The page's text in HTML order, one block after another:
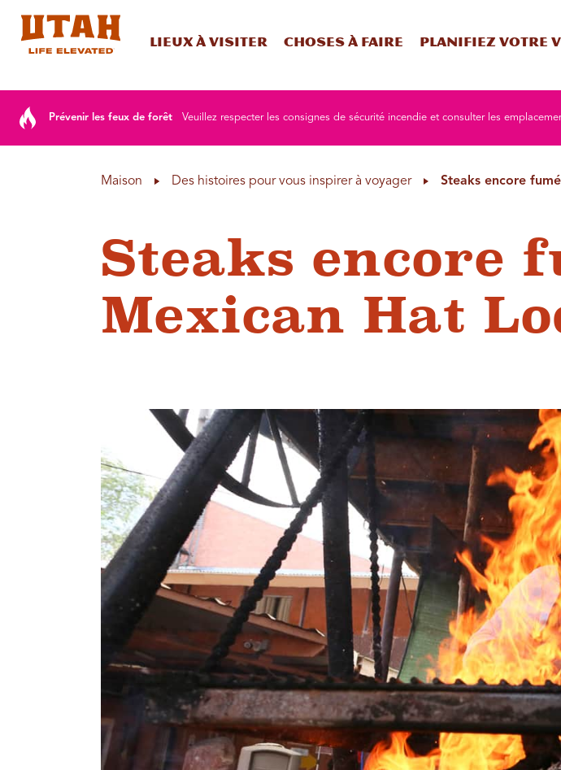
Lieux à visiter Choses à faire Planifiez votre
Prévenir les feux de forêt Veuillez respecter les consignes de sécurité incendie et consulter les
Maison Des histoires pour vous inspirer à voyager Steaks encore
Steaks encore
Mexican Hat